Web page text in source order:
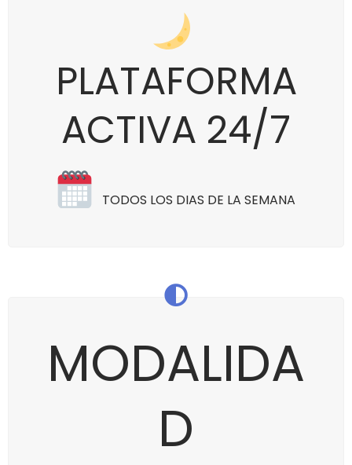
PLATAFORMA
ACTIVA 24/7
TODOS LOS DIAS DE LA SEMANA
MODALIDA
D